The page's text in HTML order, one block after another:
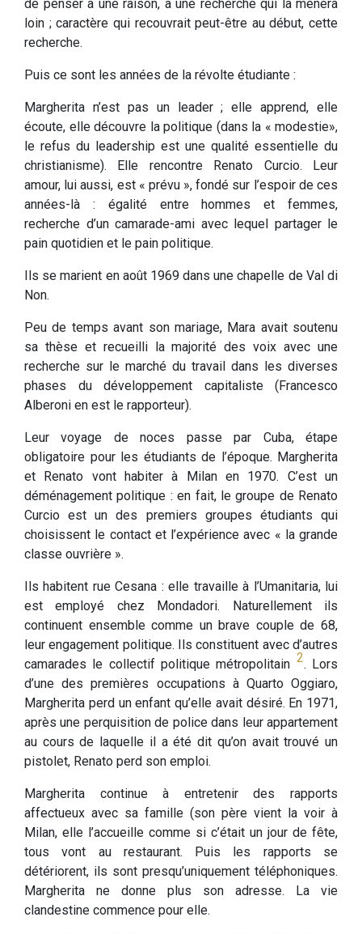
de penser à une raison, à une recherche qui la mènera
loin ; caractère qui recouvrait peut-être au début, cette
recherche.
Puis ce sont les années de la révolte étudiante :
Margherita n’est pas un leader ; elle apprend, elle
écoute, elle découvre la politique (dans la « modestie»,
le refus du leadership est une qualité essentielle du
christianisme). Elle rencontre Renato Curcio. Leur
amour, lui aussi, est « prévu », fondé sur l’espoir de ces
années-là : égalité entre hommes et femmes,
recherche d’un camarade-ami avec lequel partager le
pain quotidien et le pain politique.
Ils se marient en août 1969 dans une chapelle de Val di
Non.
Peu de temps avant son mariage, Mara avait soutenu
sa thèse et recueilli la majorité des voix avec une
recherche sur le marché du travail dans les diverses
phases du développement capitaliste (Francesco
Alberoni en est le rapporteur).
Leur voyage de noces passe par Cuba, étape
obligatoire pour les étudiants de l’époque. Margherita
et Renato vont habiter à Milan en 1970. C’est un
déménagement politique : en fait, le groupe de Renato
Curcio est un des premiers groupes étudiants qui
choisissent le contact et l’expérience avec « la grande
classe ouvrière ».
Ils habitent rue Cesana : elle travaille à l’Umanitaria, lui
est employé chez Mondadori. Naturellement ils
continuent ensemble comme un brave couple de 68,
leur engagement politique. Ils constituent avec d’autres
camarades le collectif politique métropolitain 2. Lors
d’une des premières occupations à Quarto Oggiaro,
Margherita perd un enfant qu’elle avait désiré. En 1971,
après une perquisition de police dans leur appartement
au cours de laquelle il a été dit qu’on avait trouvé un
pistolet, Renato perd son emploi.
Margherita continue à entretenir des rapports
affectueux avec sa famille (son père vient la voir à
Milan, elle l’accueille comme si c’était un jour de fête,
tous vont au restaurant. Puis les rapports se
détériorent, ils sont presqu’uniquement téléphoniques.
Margherita ne donne plus son adresse. La vie
clandestine commence pour elle.